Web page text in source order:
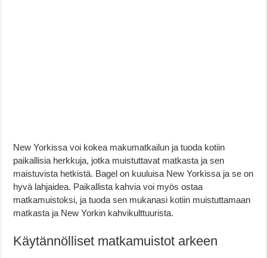
New Yorkissa voi kokea makumatkailun ja tuoda kotiin
paikallisia herkkuja, jotka muistuttavat matkasta ja sen
maistuvista hetkistä. Bagel on kuuluisa New Yorkissa ja se on
hyvä lahjaidea. Paikallista kahvia voi myös ostaa
matkamuistoksi, ja tuoda sen mukanasi kotiin muistuttamaan
matkasta ja New Yorkin kahvikulttuurista.
Käytännölliset matkamuistot arkeen